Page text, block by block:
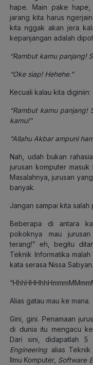
hape. Main pake
jarang kita harus
kita nggak akan jera
kepanjangan adalah
“Rambut kamu panjang!
“Oke siap! Hehehe.”
Kecuali kalau kita diginiin:
“Rambut kamu
kamu!”
“Allahu Akbar ampuni
Nah, udah bukan
jurusan komputer
Masalahnya, jurusan
banyak.
Jangan sampai kita salah
Beberapa di antara
pokoknya mau
terang!” eh, begitu
Teknik Informatika
kata serasa Nissa Sabyan.
Alias gatau mau ke mana.
Gini, gini. Penamaan
di dunia itu mengacu ke
Dari sini, didapatlah 5
Engineering alias Teknik
Ilmu Komputer, Software